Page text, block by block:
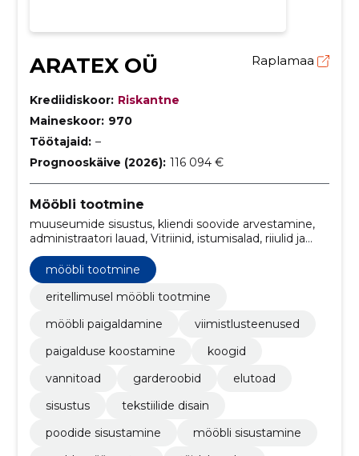
ARATEX OÜ Raplamaa
Krediidiskoor: Riskantne
Maineskoor: 970
Töötajaid: –
Prognooskäive (2026): 116 094 €
Mööbli tootmine
muuseumide sisustus, kliendi soovide arvestamine,
administraatori lauad, Vitriinid, istumisalad, riiulid ja
kapid, restoranide sisustus, elutoa mööbel,
kunstkividest töötasapinnad, viimistlemine
mööbli tootmine
eritellimusel mööbli tootmine
mööbli paigaldamine
viimistlusteenused
paigalduse koostamine
koogid
vannitoad
garderoobid
elutoad
sisustus
tekstiilide disain
poodide sisustamine
mööbli sisustamine